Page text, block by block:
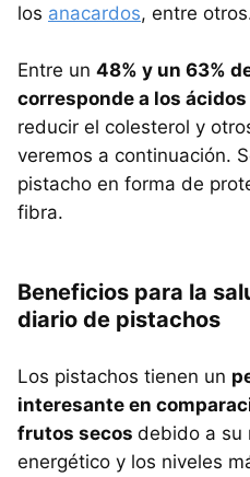
los anacardos, entre
Entre un 48% y un 63%
corresponde a los
reducir el colesterol y
veremos a continuación.
pistacho en forma de
fibra.
Beneficios para la
diario de pistachos
Los pistachos tienen un
interesante en
frutos secos debido a su
energético y los niveles